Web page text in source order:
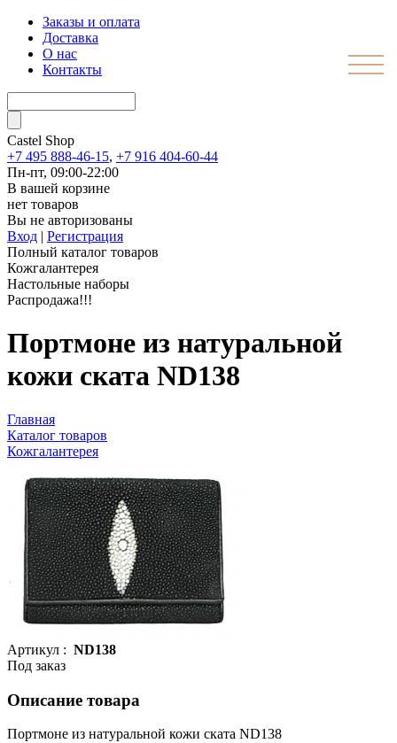
Заказы и оплата
Доставка
О нас
Контакты
Castel Shop
+7 495 888-46-15, +7 916 404-60-44
Пн-пт, 09:00-22:00
В вашей корзине
нет товаров
Вы не авторизованы
Вход | Регистрация
Полный каталог товаров
Кожгалантерея
Настольные наборы
Распродажа!!!
Портмоне из натуральной
кожи ската ND138
Главная
Каталог товаров
Кожгалантерея
Артикул : ND138
Под заказ
Описание товара
Портмоне из натуральной кожи ската ND138